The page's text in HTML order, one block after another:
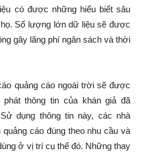
có được những hiểu biết sâu
Số lượng lớn dữ liệu sẽ được
gây lãng phí ngân sách và thời
quảng cáo ngoài trời sẽ được
phát thông tin của khán giả đã
dụng thông tin này, các nhà
cáo đúng theo nhu cầu và
ở vị trí cụ thể đó. Những thay